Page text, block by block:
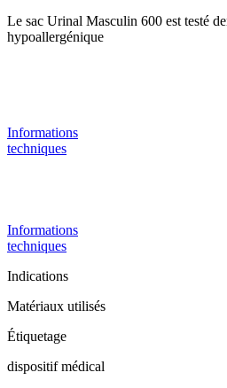
Le sac Urinal Masculin 600 est testé
hypoallergénique
Informations
techniques
Informations
techniques
Indications
Matériaux utilisés
Étiquetage
dispositif médical